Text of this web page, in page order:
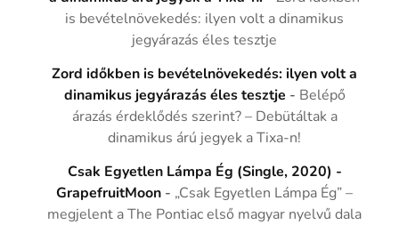
is bevételnövekedés: ilyen volt a dinamikus
jegyárazás éles tesztje
Zord időkben is bevételnövekedés: ilyen volt a
dinamikus jegyárazás éles tesztje - Belépő
árazás érdeklődés szerint? – Debütáltak a
dinamikus árú jegyek a Tixa-n!
Csak Egyetlen Lámpa Ég (Single, 2020) -
GrapefruitMoon - „Csak Egyetlen Lámpa Ég” –
megjelent a The Pontiac első magyar nyelvű dala